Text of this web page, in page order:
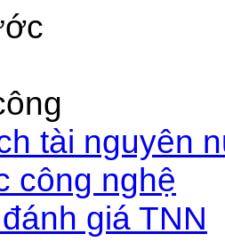
tài nguyên
công nghệ
giá TNN